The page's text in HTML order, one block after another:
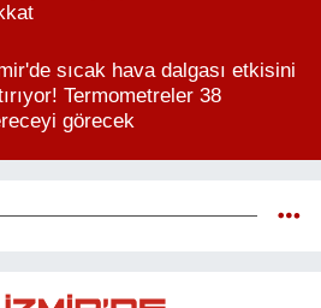
sıcak hava dalgası etkisini
Termometreler 38
görecek